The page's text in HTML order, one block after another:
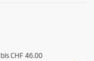
bisCHF 46.00